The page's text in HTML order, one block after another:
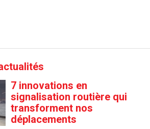
7 innovations en
signalisation routière qui
transforment nos
déplacements